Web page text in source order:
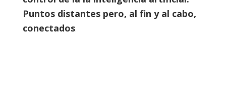
Puntos distantes pero, al fin y al cabo,
conectados.